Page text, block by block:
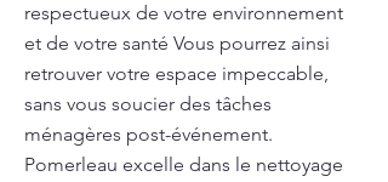
respectueux de votre environnement
et de votre santé Vous pourrez ainsi
retrouver votre espace impeccable,
sans vous soucier des tâches
ménagères post-événement.
Pomerleau excelle dans le nettoyage